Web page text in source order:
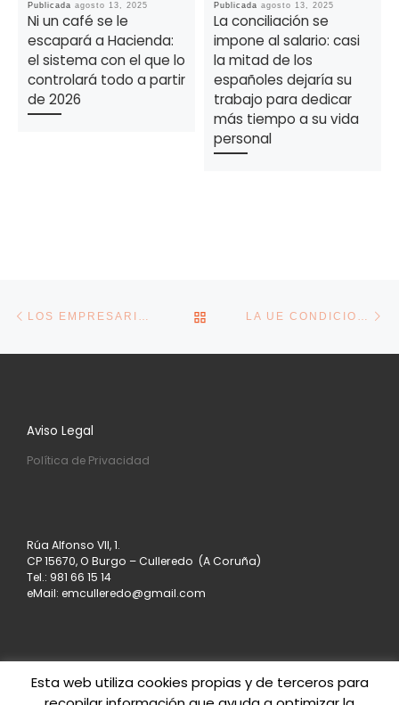
Publicada agosto 13, 2025
Ni un café se le
escapará a Hacienda:
el sistema con el que lo
controlará todo a partir
de 2026
Publicada agosto 13, 2025
La conciliación se
impone al salario: casi
la mitad de los
españoles dejaría su
trabajo para dedicar
más tiempo a su vida
personal
VOLVER A LA LISTA DE
Aviso Legal
Política de Privacidad
Rúa Alfonso VII, 1.
CP 15670, O Burgo – Culleredo (A Coruña)
Tel.: 981 66 15 14
eMail: emculleredo@gmail.com
Esta web utiliza cookies propias y de terceros para